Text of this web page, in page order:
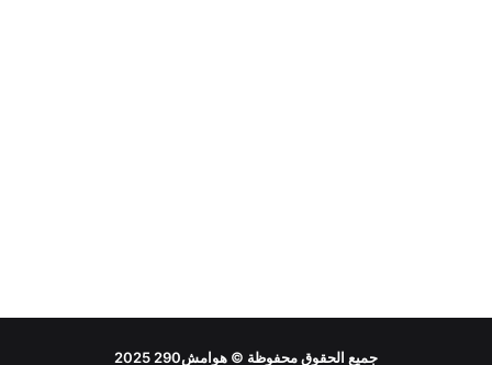
جميع الحقوق محفوظة © هوامش290